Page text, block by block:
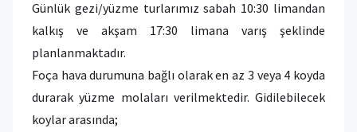
Günlük gezi/yüzme turlarımız sabah 10:30 limandan
kalkış ve akşam 17:30 limana varış şeklinde
planlanmaktadır.
Foça hava durumuna bağlı olarak en az 3 veya 4 koyda
durarak yüzme molaları verilmektedir. Gidilebilecek
koylar arasında;